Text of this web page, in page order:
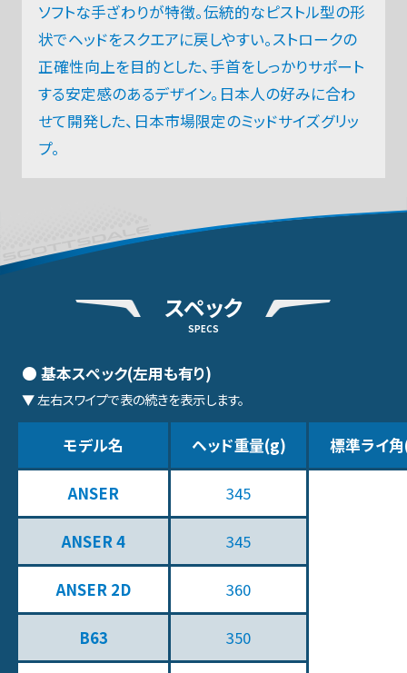
ソフトな手ざわりが特徴。伝統的なピストル型の形
状でヘッドをスクエアに戻しやすい。ストロークの
正確性向上を目的とした、手首をしっかりサポート
する安定感のあるデザイン。日本人の好みに合わ
せて開発した、日本市場限定のミッドサイズグリッ
プ。
スペック
SPECS
● 基本スペック(左用も有り)
▼ 左右スワイプで表の続きを表示します。
モデル名 ヘッド重量(g) 標準ライ
ANSER 345
ANSER 4 345
ANSER 2D 360
B63 350